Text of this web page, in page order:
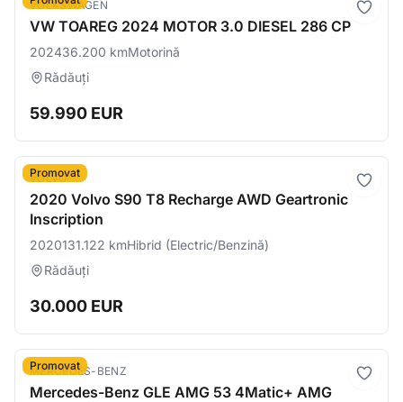
VOLKSWAGEN
VW TOAREG 2024 MOTOR 3.0 DIESEL 286 CP
202436.200 kmMotorină
Rădăuți
59.990 EUR
Promovat
VOLVO
2020 Volvo S90 T8 Recharge AWD Geartronic
Inscription
2020131.122 kmHibrid (Electric/Benzină)
Rădăuți
30.000 EUR
Promovat
MERCEDES-BENZ
Mercedes-Benz GLE AMG 53 4Matic+ AMG